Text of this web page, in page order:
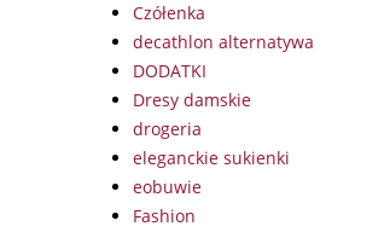
Czółenka
decathlon alternatywa
DODATKI
Dresy damskie
drogeria
eleganckie sukienki
eobuwie
Fashion